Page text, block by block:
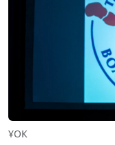
ҰОК